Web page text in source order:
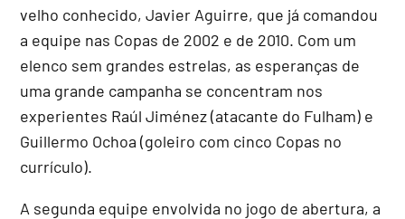
velho conhecido, Javier Aguirre, que já comandou
a equipe nas Copas de 2002 e de 2010. Com um
elenco sem grandes estrelas, as esperanças de
uma grande campanha se concentram nos
experientes Raúl Jiménez (atacante do Fulham) e
Guillermo Ochoa (goleiro com cinco Copas no
currículo).
A segunda equipe envolvida no jogo de abertura, a